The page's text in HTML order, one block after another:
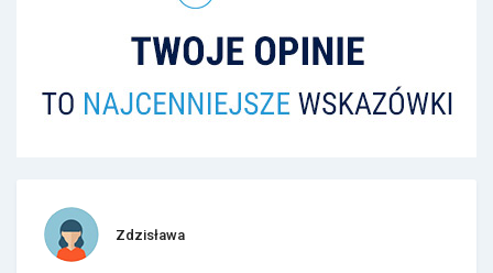
Zdzisława